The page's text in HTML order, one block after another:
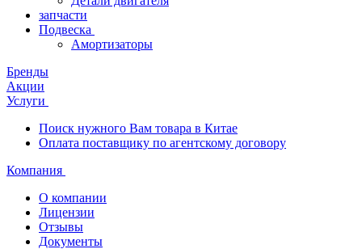
запчасти
Подвеска
Амортизаторы
Бренды
Акции
Услуги
Поиск нужного Вам товара в Китае
Оплата поставщику по агентскому договору
Компания
О компании
Лицензии
Отзывы
Документы